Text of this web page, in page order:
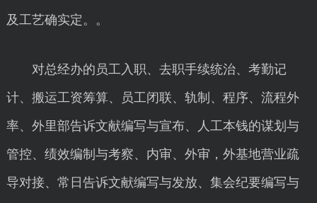
及工艺确实定。。
对总经办的员工入职、去职手续统治、考勤记
计、搬运工资筹算、员工闭联、轨制、程序、流程外
率、外里部告诉文献编写与宣布、人工本钱的谋划与
管控、绩效编制与考察、内审、外审，外基地营业疏
导对接、常日告诉文献编写与发放、集会纪要编写与